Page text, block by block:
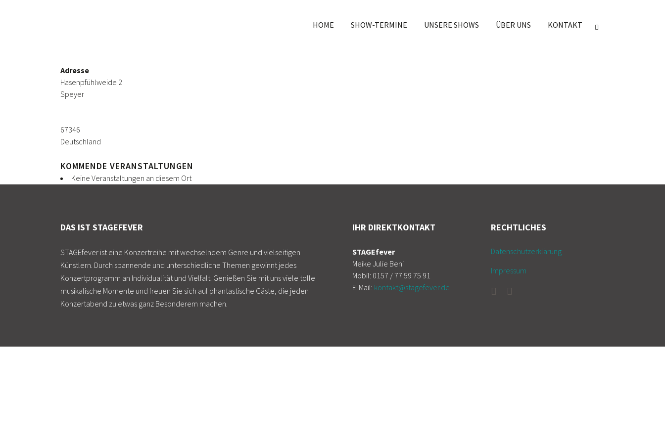
HOME SHOW-TERMINE UNSERE SHOWS ÜBER UNS KONTAKT
Adresse
Hasenpfühlweide 2
Speyer
67346
Deutschland
KOMMENDE VERANSTALTUNGEN
Keine Veranstaltungen an diesem Ort
DAS IST STAGEFEVER
STAGEfever ist eine Konzertreihe mit wechselndem Genre und vielseitigen
Künstlern. Durch spannende und unterschiedliche Themen gewinnt jedes
Konzertprogramm an Individualität und Vielfalt. Genießen Sie mit uns viele tolle
musikalische Momente und freuen Sie sich auf phantastische Gäste, die jeden
Konzertabend zu etwas ganz Besonderem machen.
IHR DIREKTKONTAKT
STAGEfever
Meike Julie Beni
Mobil: 0157 / 77 59 75 91
E-Mail: kontakt@stagefever.de
RECHTLICHES
Datenschutzerklärung
Impressum